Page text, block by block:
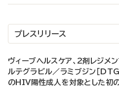
プレスリリース
ヴィーブヘルスケア、2剤レジメ
ルテグラビル／ラミブジン［
のHIV陽性成人を対象とした初